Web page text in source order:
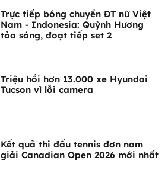
Trực tiếp bóng chuyền ĐT nữ Việt
Nam - Indonesia: Quỳnh Hương
tỏa sáng, đoạt tiếp set 2
Triệu hồi hơn 13.000 xe Hyundai
Tucson vì lỗi camera
Kết quả thi đấu tennis đơn nam
giải Canadian Open 2026 mới nhất